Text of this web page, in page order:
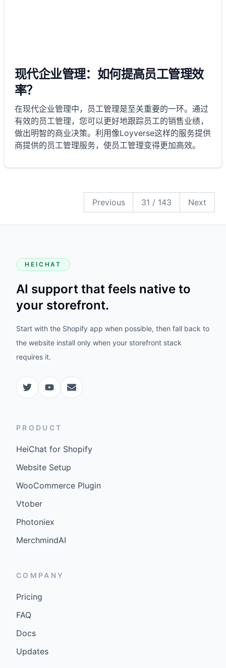
现代企业管理：如何提高员工管理效
率？
在现代企业管理中，员工管理是至关重要的一环。通过
有效的员工管理，您可以更好地跟踪员工的销售业绩，
做出明智的商业决策。利用像Loyverse这样的服务提供
商提供的员工管理服务，使员工管理变得更加高效。
Previous 31 / 143 Next18
19
20
21
22
23
24
25
26
27
28
29
30
31
32
33
34
35
36
37
38
39
40
41
42
43
44
45
46
47
48
49
50
51
52
53
54
55
56
57
58
59
60
61
62
63
64
65
66
67
68
69
70
87
88
89
90
91
92
93
94
95
96
97
98
99
100
101
102
103
104
105
106
107
108
109
110
111
112
113
114
115
116
117
118
119
120
121
122
123
124
125
126
127
128
129
130
131
132
133
134
135
136
137
138
139
140
141
142
143
HEICHAT
AI support that feels native to
your storefront.
Start with the Shopify app when possible, then fall back to
the website install only when your storefront stack
requires it.
PRODUCT
HeiChat for Shopify
Website Setup
WooCommerce Plugin
Vtober
Photoniex
MerchmindAI
COMPANY
Pricing
FAQ
Docs
Updates